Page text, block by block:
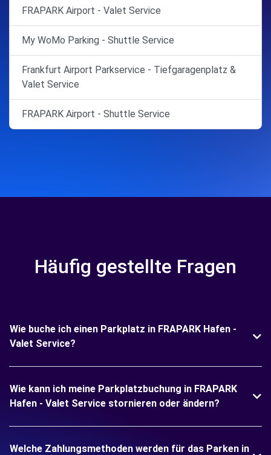
FRAPARK Airport - Valet Service
My WoMo Parking - Shuttle Service
Frankfurt Airport Parkservice - Tiefgaragenplatz &
Valet Service
FRAPARK Airport - Shuttle Service
Häufig gestellte Fragen
Wie buche ich einen Parkplatz in FRAPARK Hafen -
Valet Service?
Wie kann ich meine Parkplatzbuchung in FRAPARK
Hafen - Valet Service stornieren oder ändern?
Welche Zahlungsmethoden werden für das Parken in